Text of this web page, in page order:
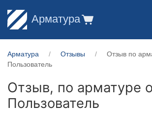
Арматура
Арматура Отзывы
Отзыв по
Пользователь
Отзыв, по арматуре
Пользователь